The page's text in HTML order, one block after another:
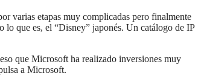
varias etapas muy complicadas pero finalmente
lo que es, el “Disney” japonés. Un catálogo de IP
que Microsoft ha realizado inversiones muy
a Microsoft.